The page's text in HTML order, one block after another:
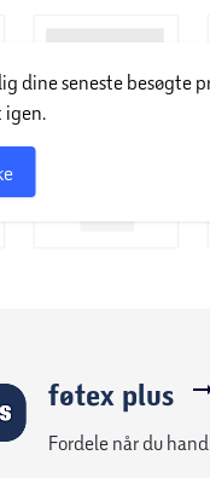
dine seneste besøgte
igen.
føtex plus
Fordele når du